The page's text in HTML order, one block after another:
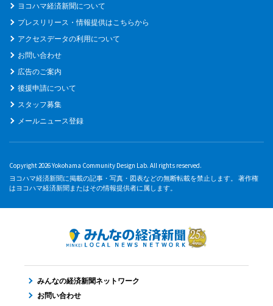
ヨコハマ経済新聞について
プレスリリース・情報提供はこちらから
アクセスデータの利用について
お問い合わせ
広告のご案内
後援申請について
スタッフ募集
メールニュース登録
Copyright 2026 Yokohama Community Design Lab. All rights reserved.
ヨコハマ経済新聞に掲載の記事・写真・図表などの無断転載を禁止します。 著作権
はヨコハマ経済新聞またはその情報提供者に属します。
みんなの経済新聞ネットワーク
お問い合わせ